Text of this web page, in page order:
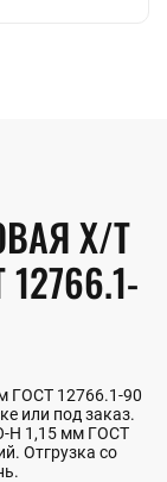
Х/Т
ГОСТ 12766.1-90
или под заказ.
Н 1,15 мм ГОСТ
Отгрузка со